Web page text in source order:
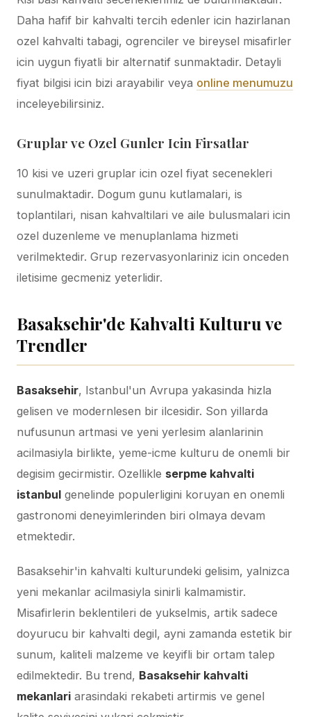
Daha hafif bir kahvalti tercih edenler icin hazirlanan
ozel kahvalti tabagi, ogrenciler ve bireysel misafirler
icin uygun fiyatli bir alternatif sunmaktadir. Detayli
fiyat bilgisi icin bizi arayabilir veya online menumuzu
inceleyebilirsiniz.
Gruplar ve Ozel Gunler Icin Firsatlar
10 kisi ve uzeri gruplar icin ozel fiyat secenekleri
sunulmaktadir. Dogum gunu kutlamalari, is
toplantilari, nisan kahvaltilari ve aile bulusmalari icin
ozel duzenleme ve menuplanlama hizmeti
verilmektedir. Grup rezervasyonlariniz icin onceden
iletisime gecmeniz yeterlidir.
Basaksehir'de Kahvalti Kulturu ve
Trendler
Basaksehir, Istanbul'un Avrupa yakasinda hizla
gelisen ve modernlesen bir ilcesidir. Son yillarda
nufusunun artmasi ve yeni yerlesim alanlarinin
acilmasiyla birlikte, yeme-icme kulturu de onemli bir
degisim gecirmistir. Ozellikle serpme kahvalti
istanbul genelinde populerligini koruyan en onemli
gastronomi deneyimlerinden biri olmaya devam
etmektedir.
Basaksehir'in kahvalti kulturundeki gelisim, yalnizca
yeni mekanlar acilmasiyla sinirli kalmamistir.
Misafirlerin beklentileri de yukselmis, artik sadece
doyurucu bir kahvalti degil, ayni zamanda estetik bir
sunum, kaliteli malzeme ve keyifli bir ortam talep
edilmektedir. Bu trend, Basaksehir kahvalti
mekanlari arasindaki rekabeti artirmis ve genel